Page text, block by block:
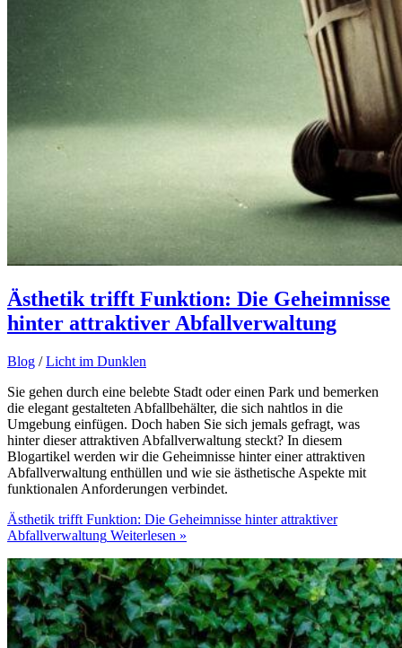
Ästhetik trifft Funktion: Die Geheimnisse
hinter attraktiver Abfallverwaltung
Blog /Licht im Dunklen
Sie gehen durch eine belebte Stadt oder einen Park und bemerken
die elegant gestalteten Abfallbehälter, die sich nahtlos in die
Umgebung einfügen. Doch haben Sie sich jemals gefragt, was
hinter dieser attraktiven Abfallverwaltung steckt? In diesem
Blogartikel werden wir die Geheimnisse hinter einer attraktiven
Abfallverwaltung enthüllen und wie sie ästhetische Aspekte mit
funktionalen Anforderungen verbindet.
Ästhetik trifft Funktion: Die Geheimnisse hinter attraktiver
Abfallverwaltung Weiterlesen »